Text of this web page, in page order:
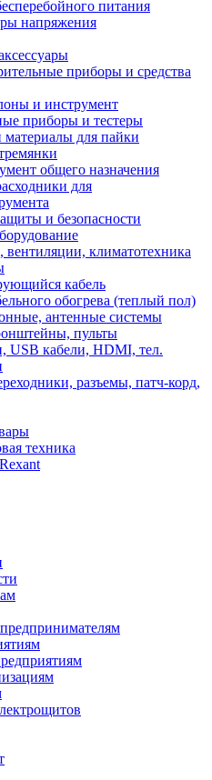
питания
напряжения
приборы и средства
и инструмент
приборы и тестеры
для пайки
общего назначения
для
и безопасности
вентиляции, климатотехника
кабель
обогрева (теплый пол)
антенные системы
пульты
USB кабели, HDMI, тел.
разъемы, патч-корд,
техника